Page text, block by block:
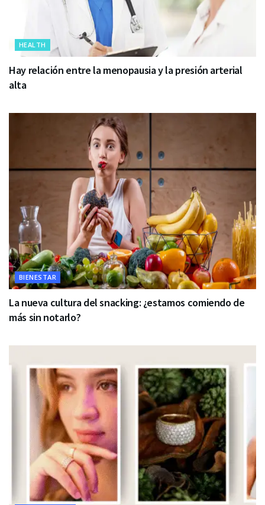
HEALTH
Hay relación entre la menopausia y la presión arterial
alta
BIENESTAR
La nueva cultura del snacking: ¿estamos comiendo de
más sin notarlo?